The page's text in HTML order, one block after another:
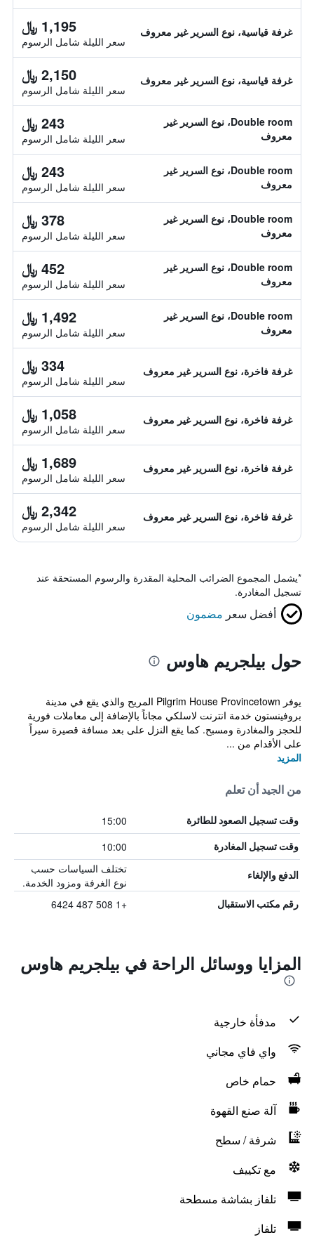
غرفة قياسية، نوع السرير غير معروف 1,195 ﷼
سعر الليلة شامل الرسوم
غرفة قياسية، نوع السرير غير معروف 2,150 ﷼
سعر الليلة شامل الرسوم
Double room، نوع السرير غير
معروف
243 ﷼
سعر الليلة شامل الرسوم
Double room، نوع السرير غير
معروف
243 ﷼
سعر الليلة شامل الرسوم
Double room، نوع السرير غير
معروف
378 ﷼
سعر الليلة شامل الرسوم
Double room، نوع السرير غير
معروف
452 ﷼
سعر الليلة شامل الرسوم
Double room، نوع السرير غير
معروف
1,492 ﷼
سعر الليلة شامل الرسوم
غرفة فاخرة، نوع السرير غير معروف 334 ﷼
سعر الليلة شامل الرسوم
غرفة فاخرة، نوع السرير غير معروف 1,058 ﷼
سعر الليلة شامل الرسوم
غرفة فاخرة، نوع السرير غير معروف 1,689 ﷼
سعر الليلة شامل الرسوم
غرفة فاخرة، نوع السرير غير معروف 2,342 ﷼
سعر الليلة شامل الرسوم
*يشمل المجموع الضرائب المحلية المقدرة والرسوم المستحقة عند
تسجيل المغادرة.
أفضل سعر مضمون
حول بيلجريم هاوس
يوفر Pilgrim House Provincetown المريح والذي يقع في مدينة
بروفينستون خدمة انترنت لاسلكي مجاناً بالإضافة إلى معاملات فورية
للحجز والمغادرة ومسبح. كما يقع النزل على بعد مسافة قصيرة سيراً
على الأقدام من ...
المزيد
من الجيد أن تعلم
وقت تسجيل الصعود للطائرة 15:00
وقت تسجيل المغادرة 10:00
الدفع والإلغاء
تختلف السياسات حسب
نوع الغرفة ومزود الخدمة.
رقم مكتب الاستقبال +1 508 487 6424
المزايا ووسائل الراحة في بيلجريم هاوس
مدفأة خارجية
واي فاي مجاني
حمام خاص
آلة صنع القهوة
شرفة / سطح
مع تكييف
تلفاز بشاشة مسطحة
تلفاز